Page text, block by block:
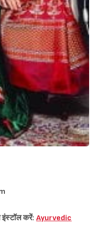
इंस्टॉल करें: Ayurvedic